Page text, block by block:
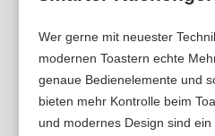
Wer gerne mit neuester
modernen Toastern echte
genaue Bedienelemente und
bieten mehr Kontrolle beim
und modernes Design sind